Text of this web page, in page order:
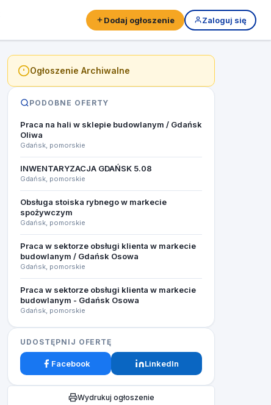
Dodaj ogłoszenie Zaloguj się
Ogłoszenie Archiwalne
PODOBNE OFERTY
Praca na hali w sklepie budowlanym / Gdańsk
Oliwa
Gdańsk, pomorskie
INWENTARYZACJA GDAŃSK 5.08​
Gdańsk, pomorskie
Obsługa stoiska rybnego w markecie
spożywczym
Gdańsk, pomorskie
Praca w sektorze obsługi klienta w markecie
budowlanym / Gdańsk Osowa
Gdańsk, pomorskie
Praca w sektorze obsługi klienta w markecie
budowlanym - Gdańsk Osowa
Gdańsk, pomorskie
UDOSTĘPNIJ OFERTĘ
Facebook LinkedIn
Wydrukuj ogłoszenie